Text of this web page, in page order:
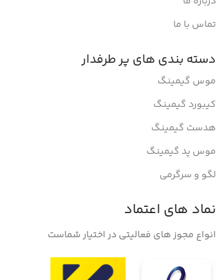
تماس با ما
دسته بندی های پر طرفدار
موس گیمینگ
کیبورد گیمینگ
هدست گیمینگ
موس پد گیمینگ
لگو و سرگرمی
نماد های اعتماد
انواع مجوز های فعالیتی در اختیار شماست